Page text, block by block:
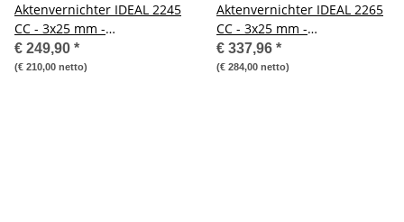
Aktenvernichter IDEAL 2245
CC - 3x25 mm -
Sicherheitsstufe: 4
€ 249,90 *
(€ 210,00 netto)
Aktenvernichter IDEAL 2265
CC - 3x25 mm -
Sicherheitsstufe: 4
€ 337,96 *
(€ 284,00 netto)